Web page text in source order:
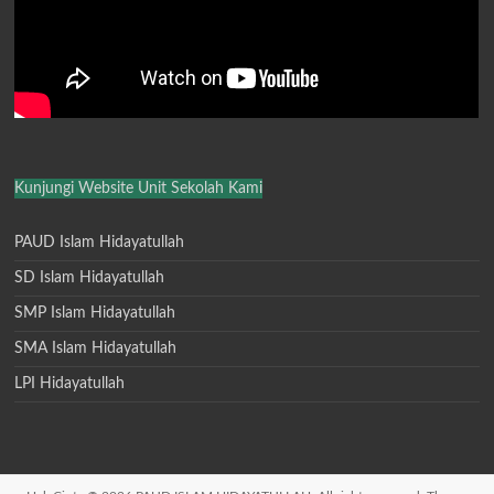
Kunjungi Website Unit Sekolah Kami
PAUD Islam Hidayatullah
SD Islam Hidayatullah
SMP Islam Hidayatullah
SMA Islam Hidayatullah
LPI Hidayatullah